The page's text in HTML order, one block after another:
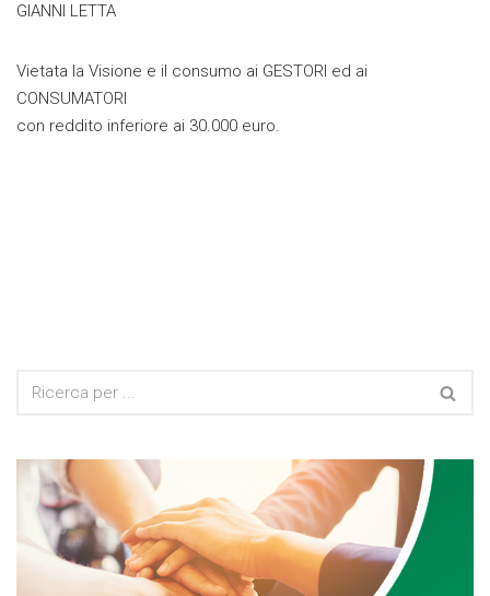
GIANNI LETTA
Vietata la Visione e il consumo ai GESTORI ed ai
CONSUMATORI
con reddito inferiore ai 30.000 euro.